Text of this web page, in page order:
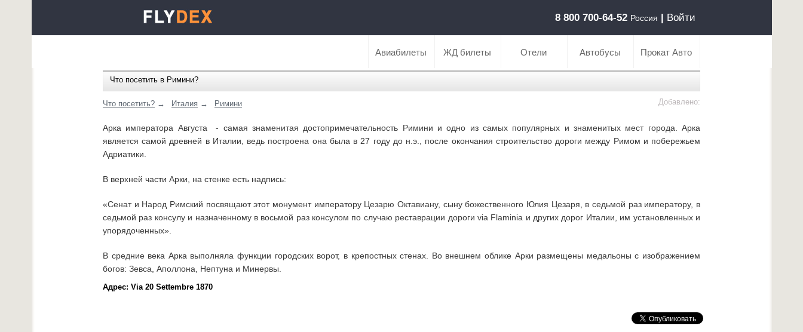
8 800 700-64-52 Россия | Войти
Авиабилеты ЖД билеты Отели Автобусы Прокат Авто
Что посетить в Римини?
Что посетить? → Италия → Римини Добавлено:
Арка императора Августа - самая знаменитая достопримечательность Римини и одно из самых популярных и знаменитых мест города. Арка
является самой древней в Италии, ведь построена она была в 27 году до н.э., после окончания строительство дороги между Римом и побережьем
Адриатики.
В верхней части Арки, на стенке есть надпись:
«Сенат и Народ Римский посвящают этот монумент императору Цезарю Октавиану, сыну божественного Юлия Цезаря, в седьмой раз императору, в
седьмой раз консулу и назначенному в восьмой раз консулом по случаю реставрации дороги via Flaminia и других дорог Италии, им установленных и
упорядоченных».
В средние века Арка выполняла функции городских ворот, в крепостных стенах. Во внешнем облике Арки размещены медальоны с изображением
богов: Зевса, Аполлона, Нептуна и Минервы.
Адрес: Via 20 Settembre 1870